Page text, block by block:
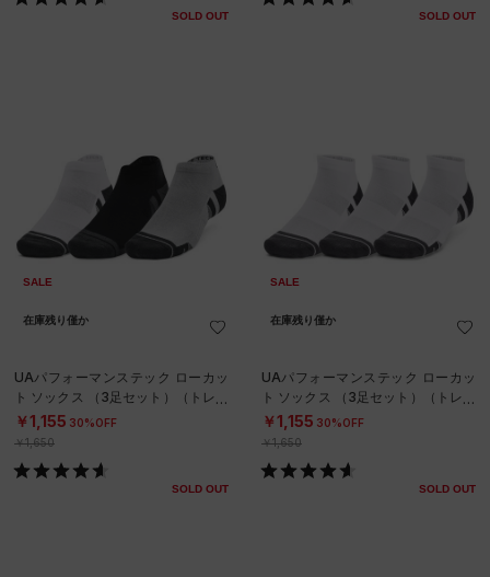
SOLD OUT SOLD OUT
SALE
在庫残り僅か
UAパフォーマンステック ローカッ
ト ソックス （3足セット）（トレー
ニング/UNISEX）
￥1,155 30%OFF
￥1,650
SOLD OUT
SALE
在庫残り僅か
UAパフォーマンステック ローカッ
ト ソックス （3足セット）（トレー
ニング/UNISEX）
￥1,155 30%OFF
￥1,650
SOLD OUT